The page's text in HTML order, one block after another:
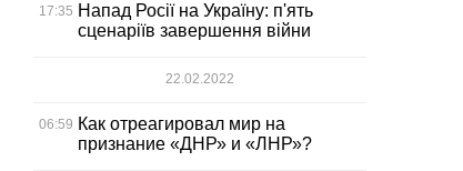
17:35 Напад Росії на Україну: п'ять
сценаріїв завершення війни
22.02.2022
06:59 Как отреагировал мир на
признание «ДНР» и «ЛНР»?